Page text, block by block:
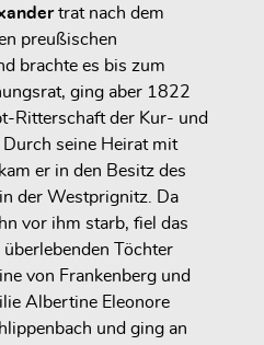
trat nach dem
preußischen
brachte es bis zum
ging aber 1822
Ritterschaft der Kur- und
seine Heirat mit
er in den Besitz des
der Westprignitz. Da
vor ihm starb, fiel das
Töchter
von Frankenberg und
Albertine Eleonore
und ging an